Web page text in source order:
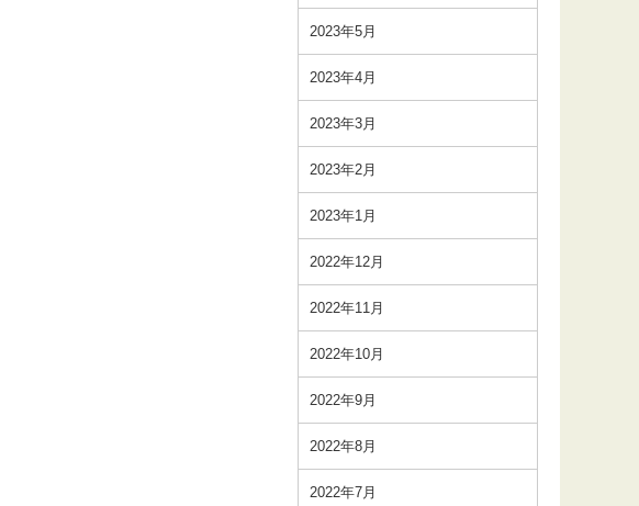
2023年5月
2023年4月
2023年3月
2023年2月
2023年1月
2022年12月
2022年11月
2022年10月
2022年9月
2022年8月
2022年7月